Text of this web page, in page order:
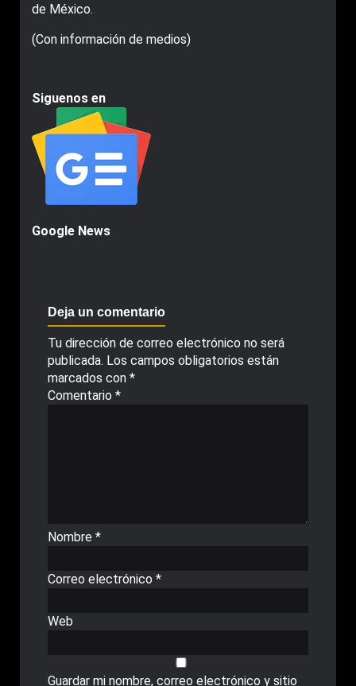
de México.
(Con información de medios)
Siguenos en
Google News
Deja un comentario
Tu dirección de correo electrónico no será
publicada. Los campos obligatorios están
marcados con *
Comentario *
Nombre *
Correo electrónico *
Web
Guardar mi nombre, correo electrónico y sitio